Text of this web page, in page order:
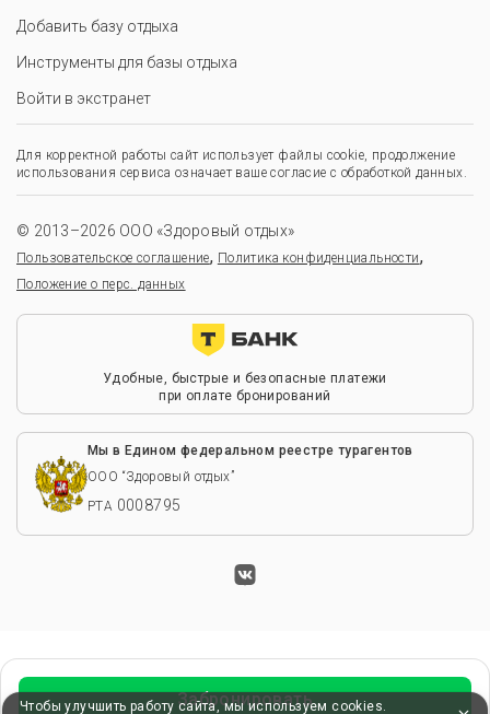
Забронировать
Добавить базу отдыха
Инструменты для базы отдыха
Войти в экстранет
Для корректной работы сайт использует файлы cookie, продолжение
использования сервиса означает ваше согласие с обработкой данных.
© 2013–2026 ООО «Здоровый отдых»
Пользовательское соглашение, Политика конфиденциальности,
Положение о перс. данных
Удобные, быстрые и безопасные платежи
при оплате бронирований
Мы в Едином федеральном реестре турагентов
ООО “Здоровый отдых”
РТА 0008795
Чтобы улучшить работу сайта, мы используем cookies.